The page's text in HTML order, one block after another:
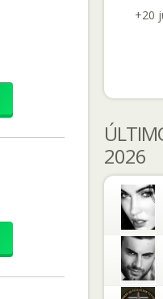
+20
2026